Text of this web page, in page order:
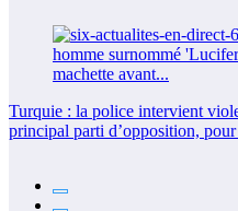
Turquie : la police intervient
principal parti d’opposition,